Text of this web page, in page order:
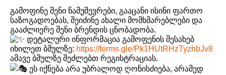
გამოფინე შენი ნამუშევრები, გააცანი ისინი ფართო
საზოგადოებას, შეიძინე ახალი მომხმარებლები და
გააძლიერე შენი ბრენდის ცნობადობა.
დეტალური ინფორმაცია გამოფენის შესახებ
იხილეთ ბმულზე: https://forms.gle/Pk1HUtRHzTyzhbJv8
ამავე ბმულზე შეძლებთ რეგისტრაციას.
ეს იქნება არა უბრალოდ ღონისძიება, არამედ